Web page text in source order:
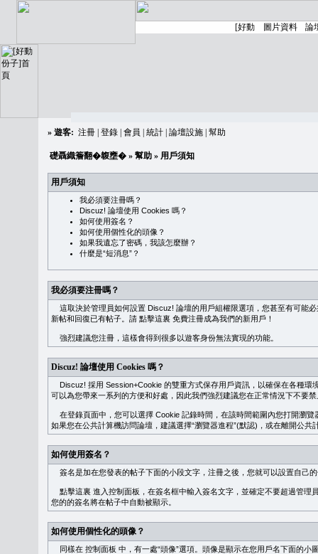
» 遊客: 注冊 登錄 會員 統計 論壇設施 幫助
礎聶織簷翻�䪖壅� » 幫助 » 用戶須知
用戶須知
我必須要注冊嗎？
Discuz! 論壇使用 Cookies 嗎？
如何使用簽名？
如何使用個性化的頭像？
如果我遺忘了密碼，我該怎麼辦？
什麼是“短消息”？
我必須要注冊嗎？
這取決於管理員如何設置 Discuz! 論壇的用戶組權限選項，您甚至有可能
新帖和回復已有帖子。請 點擊這裏 免費注冊成為我們的新用戶！
強烈建議您注冊，這樣會得到很多以遊客身份無法實現的功能。
Discuz! 論壇使用 Cookies 嗎？
Discuz! 採用 Session+Cookie 的雙重方式保存用戶資訊，以確保在各種環
可以為您帶來一系列的方便和好處，因此我們強烈建議您在正常情況下不要
在登錄頁面中，您可以選擇 Cookie 記錄時間，在該時間範圍內您打開瀏
如果您在公共計算機訪問論壇，建議選擇“瀏覽器進程”(默認)，或在離開公共
如何使用簽名？
簽名是加在您發表的帖子下面的小段文字，注冊之後，您就可以設置自己
點擊這裏 進入控制面板，在簽名框中輸入簽名文字，並確定不要超過管
您的的簽名將在帖子中自動被顯示。
如何使用個性化的頭像？
同樣在 控制面板 中，有一處“頭像”選項。頭像是顯示在您用戶名下面的